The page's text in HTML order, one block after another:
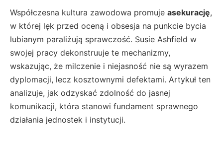
Współczesna kultura zawodowa promuje asekurację,
w której lęk przed oceną i obsesja na punkcie bycia
lubianym paraliżują sprawczość. Susie Ashfield w
swojej pracy dekonstruuje te mechanizmy,
wskazując, że milczenie i niejasność nie są wyrazem
dyplomacji, lecz kosztownymi defektami. Artykuł ten
analizuje, jak odzyskać zdolność do jasnej
komunikacji, która stanowi fundament sprawnego
działania jednostek i instytucji.